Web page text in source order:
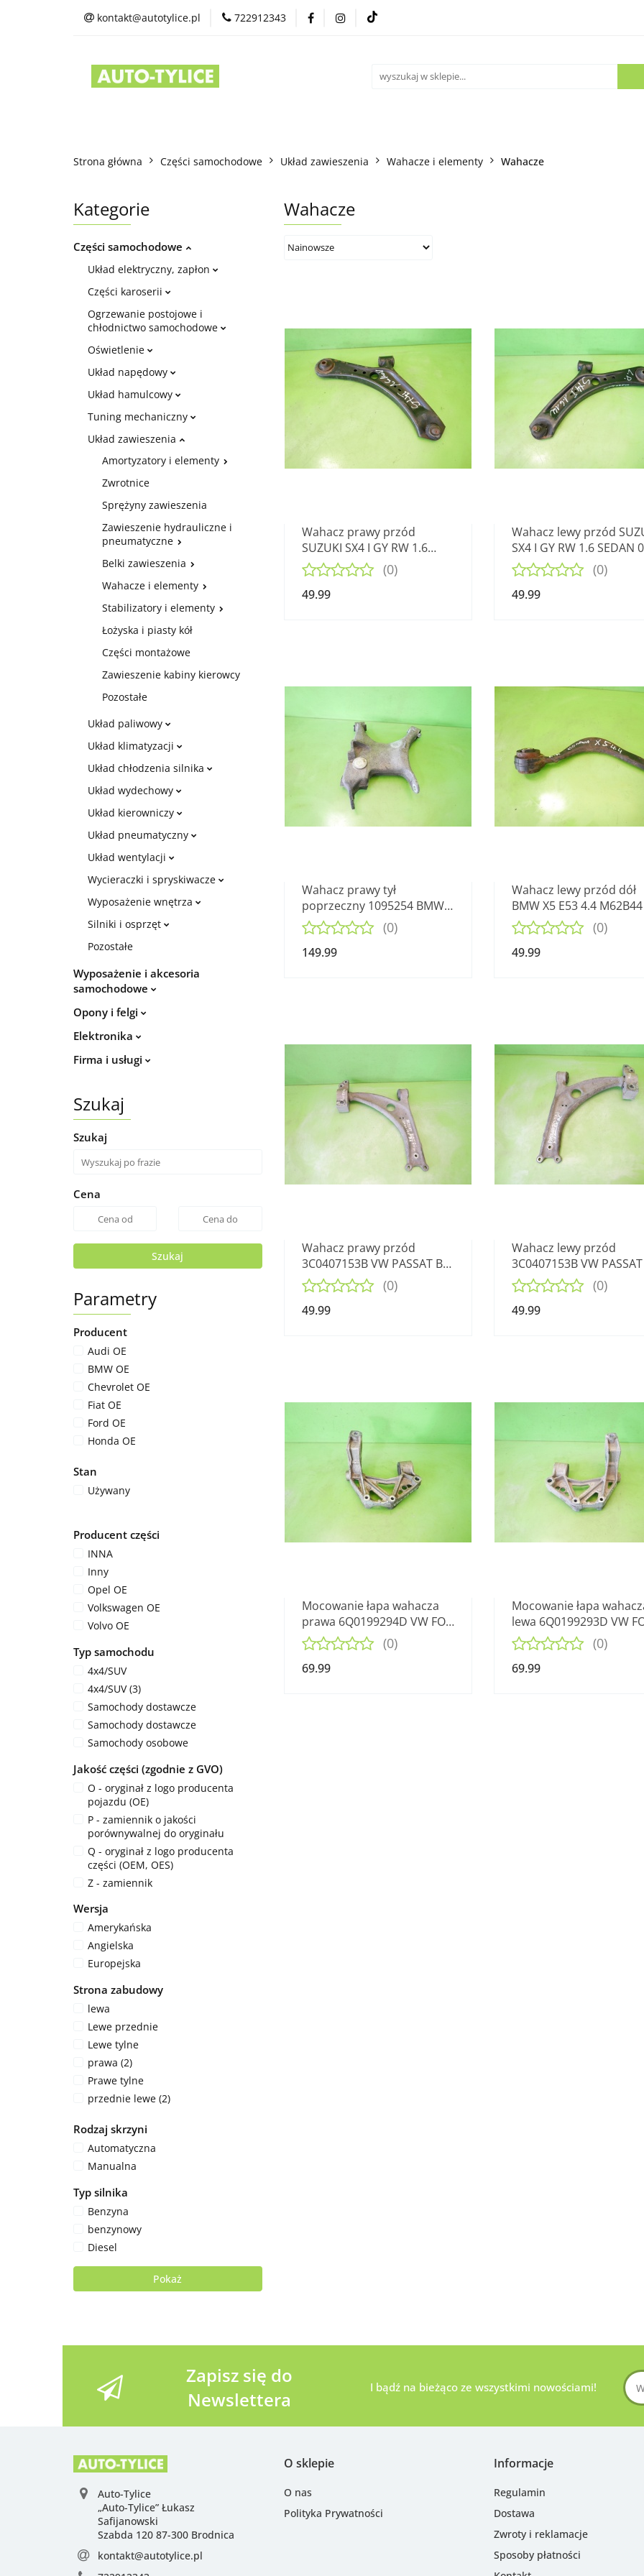
kontakt@autotylice.pl 722912343
Strona główna Części samochodowe Układ zawieszenia Wahacze i elementy Wahacze
Kategorie
Części samochodowe
Układ elektryczny, zapłon
Części karoserii
Ogrzewanie postojowe i
chłodnictwo samochodowe
Oświetlenie
Układ napędowy
Układ hamulcowy
Tuning mechaniczny
Układ zawieszenia
Amortyzatory i elementy
Zwrotnice
Sprężyny zawieszenia
Zawieszenie hydrauliczne i
pneumatyczne
Belki zawieszenia
Wahacze i elementy
Stabilizatory i elementy
Łożyska i piasty kół
Części montażowe
Zawieszenie kabiny kierowcy
Pozostałe
Układ paliwowy
Układ klimatyzacji
Układ chłodzenia silnika
Układ wydechowy
Układ kierowniczy
Układ pneumatyczny
Układ wentylacji
Wycieraczki i spryskiwacze
Wyposażenie wnętrza
Silniki i osprzęt
Pozostałe
Wyposażenie i akcesoria
samochodowe
Opony i felgi
Elektronika
Firma i usługi
Szukaj
Szukaj
Cena
Szukaj
Parametry
Producent
Audi OE
BMW OE
Chevrolet OE
Fiat OE
Ford OE
Honda OE
Jaguar
Mazda OE
Renault OE
Suzuki OE
Volkswagen
Volkswagen OE
Volvo OE
Stan
Używany
Producent części
INNA
Inny
Opel OE
Volkswagen OE
Volvo OE
Typ samochodu
4x4/SUV
4x4/SUV (3)
Samochody dostawcze
Samochody dostawcze
Samochody osobowe
Jakość części (zgodnie z GVO)
O - oryginał z logo producenta
pojazdu (OE)
P - zamiennik o jakości
porównywalnej do oryginału
Q - oryginał z logo producenta
części (OEM, OES)
Z - zamiennik
Wersja
Amerykańska
Angielska
Europejska
Strona zabudowy
lewa
Lewe przednie
Lewe tylne
prawa (2)
Prawe tylne
przednie lewe (2)
przód (2)
tylne lewe (2)
tylne prawe
tył (2)
Rodzaj skrzyni
Automatyczna
Manualna
Typ silnika
Benzyna
benzynowy
Diesel
Pokaż
Wahacze
Wahacz prawy przód
SUZUKI SX4 I GY RW 1.6
SEDAN 06-09
(0)
49.99
Wahacz lewy przód
SX4 I GY RW 1.6 SEDAN
09
(0)
49.99
Wahacz prawy tył
poprzeczny 1095254 BMW
X5 E53 4.4 M62B44 99-03
(0)
149.99
Wahacz lewy przód dół
BMW X5 E53 4.4
03
(0)
49.99
Wahacz prawy przód
3C0407153B VW PASSAT B6
2.0 TDI 8V 05-09(0)
49.99
Wahacz lewy przód
3C0407153B VW
2.0 TDI 8V 05-09(0)
49.99
Mocowanie łapa wahacza
prawa 6Q0199294D VW FOX
I 5Z1 1.2 6V 03-09
(0)
69.99
Mocowanie łapa
lewa 6Q0199293D VW
5Z1 1.2 6V 03-09(0)
69.99
Zapisz się do
Newslettera
I bądź na bieżąco ze wszystkimi nowościami!
Auto-Tylice
„Auto-Tylice” Łukasz
Safijanowski
Szabda 120 87-300 Brodnica
kontakt@autotylice.pl
O sklepie
O nas
Polityka Prywatności
Informacje
Regulamin
Dostawa
Zwroty i reklamacje
Sposoby płatności